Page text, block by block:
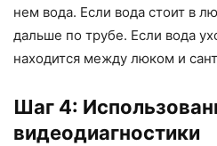
нем вода. Если вода стоит в
дальше по трубе. Если вода
находится между люком и
Шаг 4:
видеодиагностики